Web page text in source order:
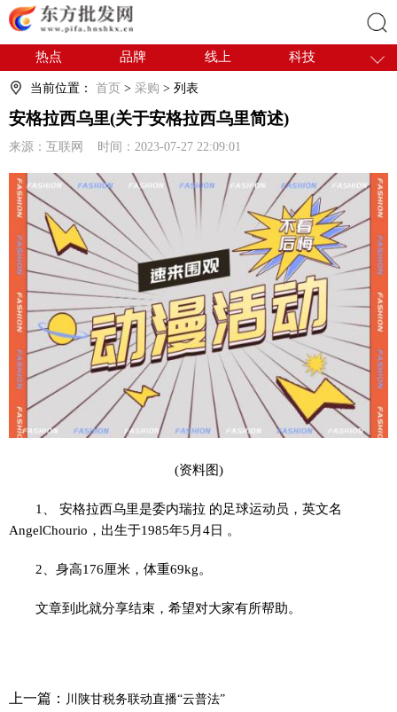
搜索
热点 品牌 线上
科技
干货
电商
会展
国内
当前位置： 首页 > 采购 > 列表
安格拉西乌里(关于安格拉西乌里简述)
来源：互联网 时间：2023-07-27 22:09:01
(资料图)
1、 安格拉西乌里是委内瑞拉 的足球运动员，英文名
AngelChourio，出生于1985年5月4日 。
2、身高176厘米，体重69kg。
文章到此就分享结束，希望对大家有所帮助。
上一篇： 川陕甘税务联动直播“云普法”